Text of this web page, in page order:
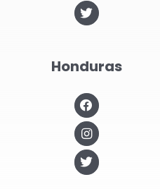
Honduras